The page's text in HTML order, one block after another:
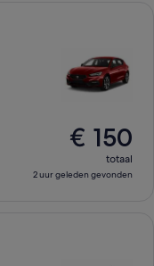
€ 150
totaal
2 uur geleden gevonden